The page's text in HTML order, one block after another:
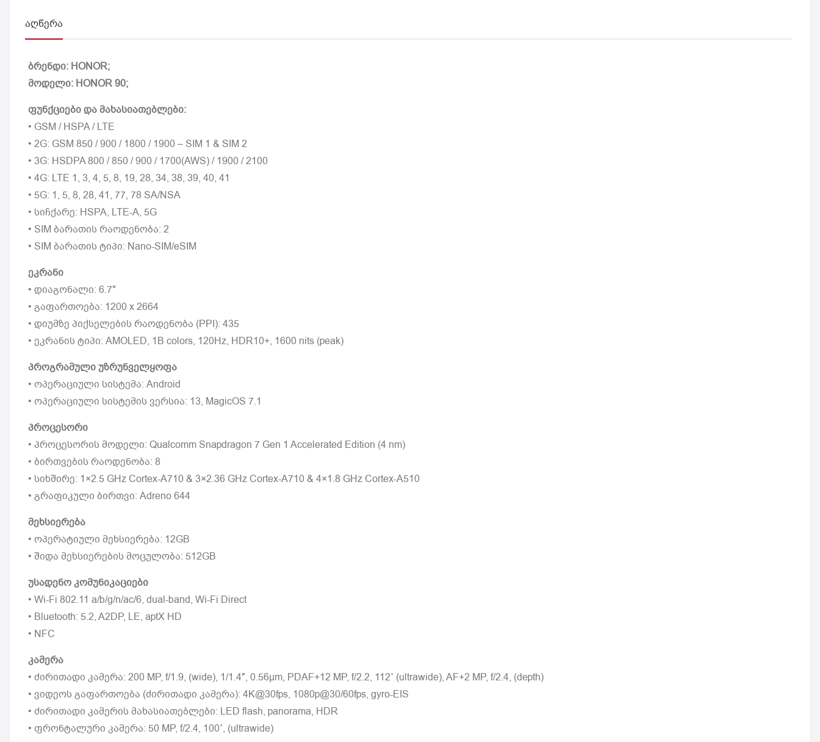
ᲐᲦᲬᲔᲠᲐ
ბრენდი: HONOR;
მოდელი: HONOR 90;
ფუნქციები და მახასიათებლები:
• GSM / HSPA / LTE
• 2G: GSM 850 / 900 / 1800 / 1900 – SIM 1 & SIM 2
• 3G: HSDPA 800 / 850 / 900 / 1700(AWS) / 1900 / 2100
• 4G: LTE 1, 3, 4, 5, 8, 19, 28, 34, 38, 39, 40, 41
• 5G: 1, 5, 8, 28, 41, 77, 78 SA/NSA
• სიჩქარე: HSPA, LTE-A, 5G
• SIM ბარათის რაოდენობა: 2
• SIM ბარათის ტიპი: Nano-SIM/eSIM
ეკრანი
• დიაგონალი: 6.7″
• გაფართოება: 1200 x 2664
• დიუმზე პიქსელების რაოდენობა (PPI): 435
• ეკრანის ტიპი: AMOLED, 1B colors, 120Hz, HDR10+, 1600 nits (peak)
პროგრამული უზრუნველყოფა
• ოპერაციული სისტემა: Android
• ოპერაციული სისტემის ვერსია: 13, MagicOS 7.1
პროცესორი
• პროცესორის მოდელი: Qualcomm Snapdragon 7 Gen 1 Accelerated Edition (4 nm)
• ბირთვების რაოდენობა: 8
• სიხშირე: 1×2.5 GHz Cortex-A710 & 3×2.36 GHz Cortex-A710 & 4×1.8 GHz Cortex-A510
• გრაფიკული ბირთვი: Adreno 644
მეხსიერება
• ოპერატიული მეხსიერება: 12GB
• შიდა მეხსიერების მოცულობა: 512GB
უსადენო კომუნიკაციები
• Wi-Fi 802.11 a/b/g/n/ac/6, dual-band, Wi-Fi Direct
• Bluetooth: 5.2, A2DP, LE, aptX HD
• NFC
კამერა
• ძირითადი კამერა: 200 MP, f/1.9, (wide), 1/1.4″, 0.56µm, PDAF+12 MP, f/2.2, 112˚ (ultrawide), AF+2 MP, f/2.4, (depth)
• ვიდეოს გაფართოება (ძირითადი კამერა): 4K@30fps, 1080p@30/60fps, gyro-EIS
• ძირითადი კამერის მახასიათებლები: LED flash, panorama, HDR
• ფრონტალური კამერა: 50 MP, f/2.4, 100˚, (ultrawide)